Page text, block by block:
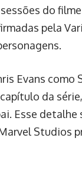
do filme
pela
Evans como
da
Esse detalhe
Studios